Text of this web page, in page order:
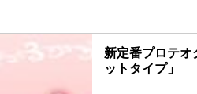
新定番プロテオ
ットタイプ」